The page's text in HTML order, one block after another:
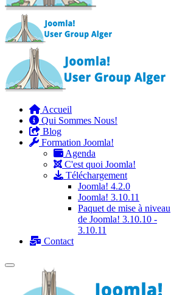
Accueil
Qui Sommes Nous!
Blog
Formation Joomla!
Agenda
C'est quoi Joomla!
Téléchargement
Joomla! 4.2.0
Joomla! 3.10.11
Paquet de mise à niveau
de Joomla! 3.10.10 -
3.10.11
Contact